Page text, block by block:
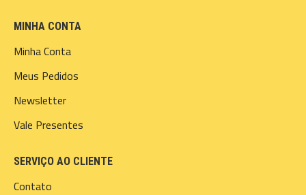
MINHA CONTA
Minha Conta
Meus Pedidos
Newsletter
Vale Presentes
SERVIÇO AO CLIENTE
Contato